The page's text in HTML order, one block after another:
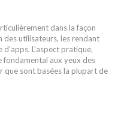
dans la façon
utilisateurs, les rendant
L’aspect pratique,
fondamental aux yeux des
que sont basées la plupart de